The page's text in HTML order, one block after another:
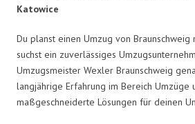
Katowice
Du planst einen Umzug von Braunschweig
suchst ein zuverlässiges
Umzugsmeister Wexler Braunschweig
langjährige Erfahrung im Bereich Umzüge
maßgeschneiderte Lösungen für deinen